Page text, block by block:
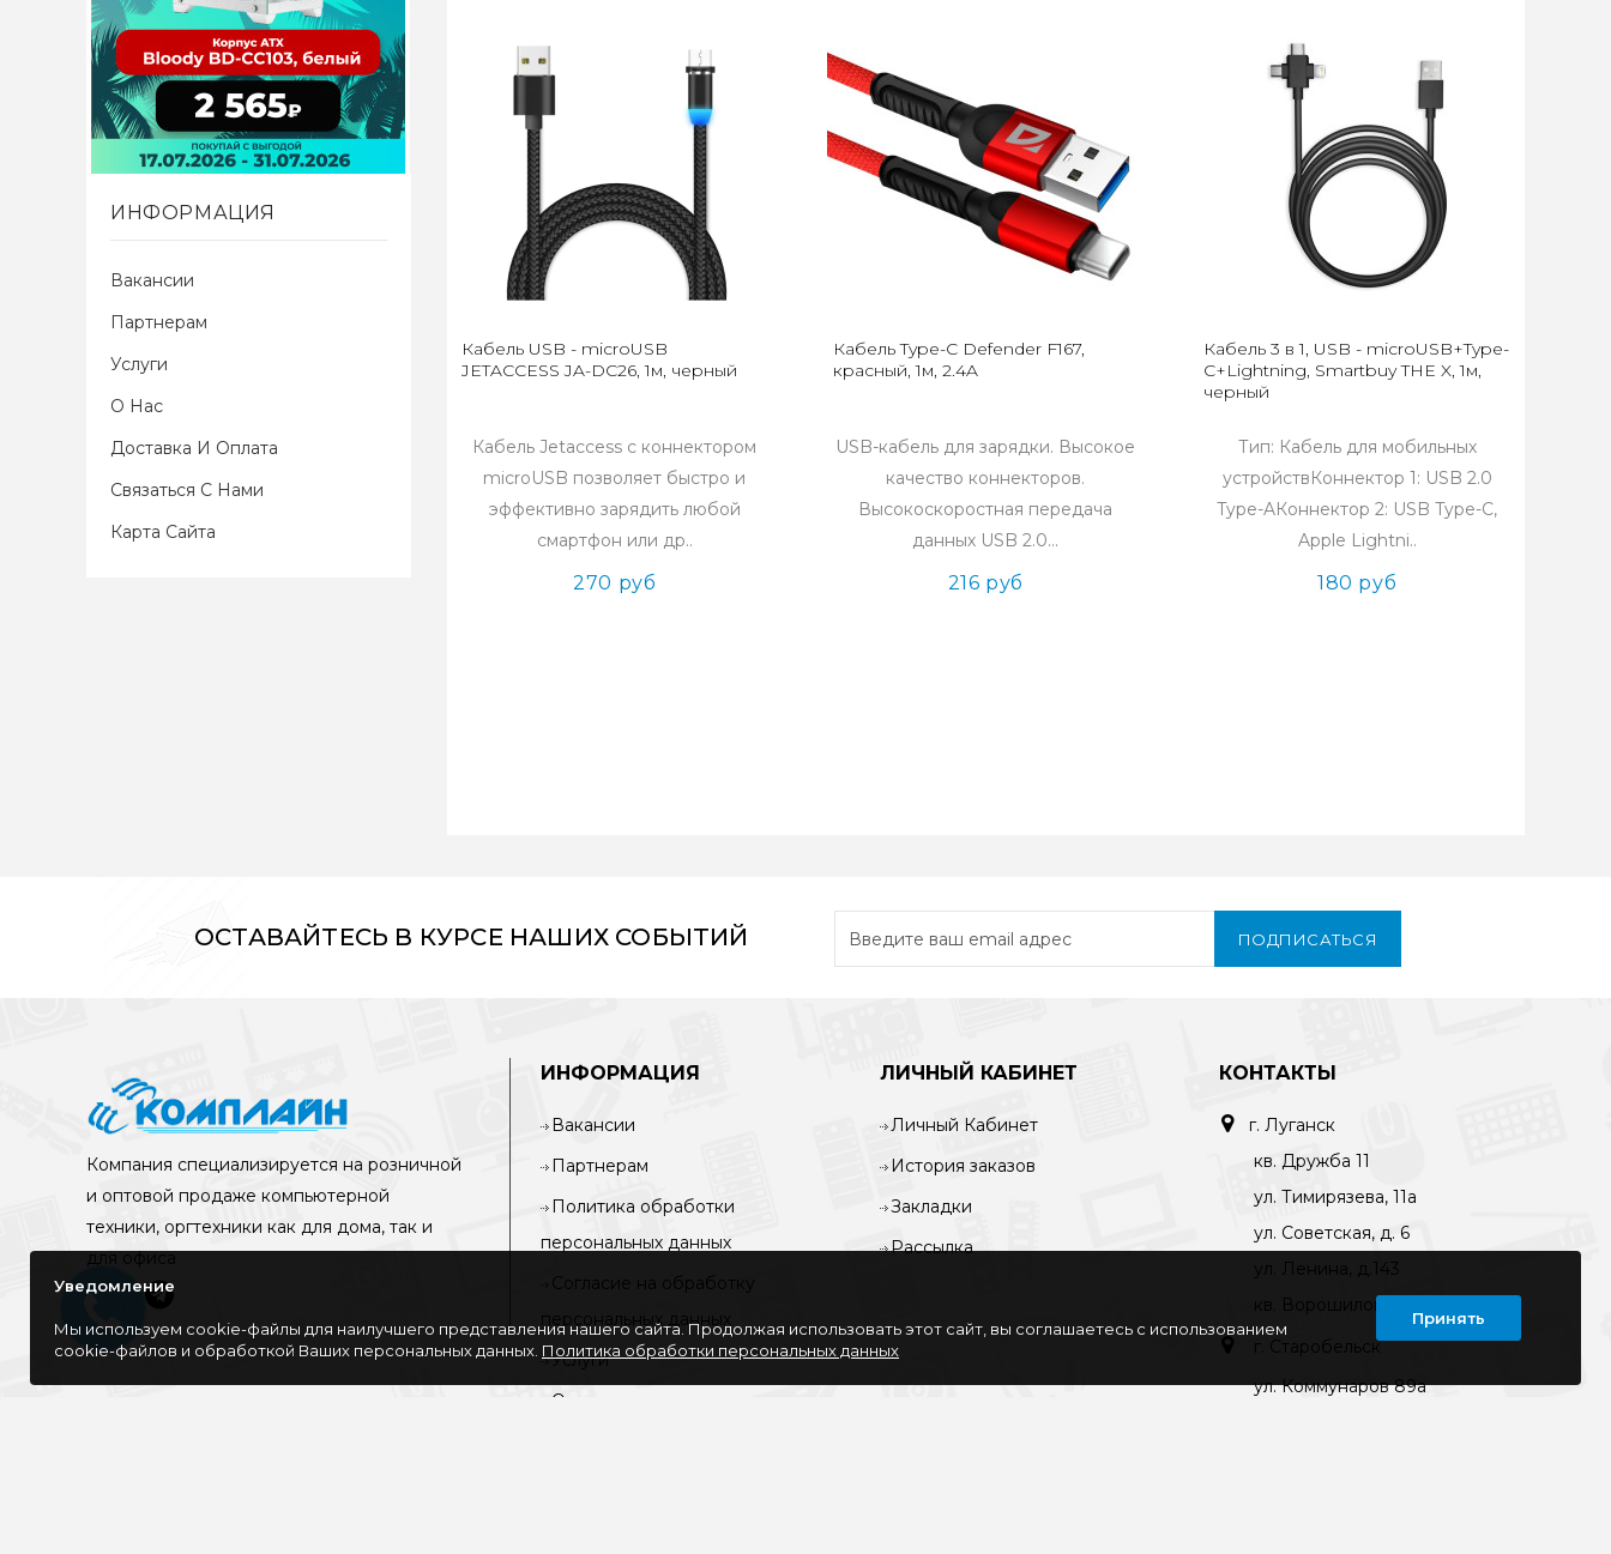
ИНФОРМАЦИЯ
Вакансии
Партнерам
Услуги
О Нас
Доставка И Оплата
Связаться С Нами
Карта Сайта
Кабель USB - microUSB
JETACCESS JA-DC26, 1м, черный
Кабель Jetaccess с коннектором
microUSB позволяет быстро и
эффективно зарядить любой
смартфон или др..
270 руб
Кабель Type-C Defender F167,
красный, 1м, 2.4A
USB-кабель для зарядки. Высокое
качество коннекторов.
Высокоскоростная передача
данных USB 2.0...
216 руб
Кабель 3 в 1, USB - microUSB+Type-
C+Lightning, Smartbuy THE X, 1м,
черный
Тип: Кабель для мобильных
устройствКоннектор 1: USB 2.0
Type-AКоннектор 2: USB Type-C,
Apple Lightni..
180 руб
ОСТАВАЙТЕСЬ В КУРСЕ НАШИХ СОБЫТИЙ ПОДПИСАТЬСЯ
Компания специализируется на розничной
и оптовой продаже компьютерной
техники, оргтехники как для дома, так и
для офиса
ИНФОРМАЦИЯ
Вакансии
Партнерам
Политика обработки
персональных данных
Согласие на обработку
персональных данных
Услуги
О нас
ЛИЧНЫЙ КАБИНЕТ
Личный Кабинет
История заказов
Закладки
Рассылка
КОНТАКТЫ
г. Луганск
кв. Дружба 11
ул. Тимирязева, 11а
ул. Советская, д. 6
ул. Ленина, д.143
кв. Ворошилова, д.3
г. Старобельск
ул. Коммунаров 89а
Уведомление
Мы используем cookie-файлы для наилучшего представления нашего сайта. Продолжая использовать этот сайт, вы соглашаетесь с использованием
cookie-файлов и обработкой Ваших персональных данных. Политика обработки персональных данных
Принять